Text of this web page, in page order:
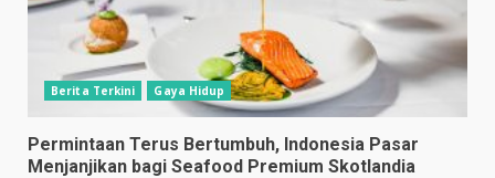
Berita Terkini Gaya Hidup
Permintaan Terus Bertumbuh, Indonesia Pasar
Menjanjikan bagi Seafood Premium Skotlandia